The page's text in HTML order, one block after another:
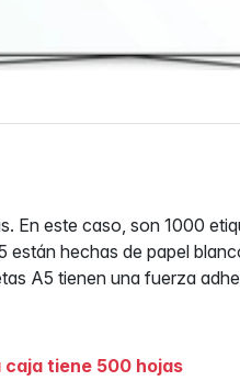
En este caso, son 1000
están hechas de papel
A5 tienen una fuerza
tiene 500 hojas